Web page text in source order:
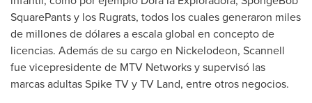
SquarePants y los Rugrats, todos los cuales generaron miles
de millones de dólares a escala global en concepto de
licencias. Además de su cargo en Nickelodeon, Scannell
fue vicepresidente de MTV Networks y supervisó las
marcas adultas Spike TV y TV Land, entre otros negocios.